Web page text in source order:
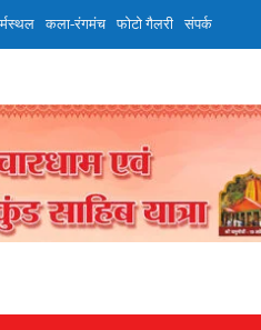
कला-रंगमंच फोटो गैलरी संपर्क